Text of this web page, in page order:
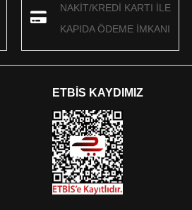
NAKİT/KREDİ KARTI İLE
KAPIDA ÖDEME İMKANI
ETBİS KAYDIMIZ